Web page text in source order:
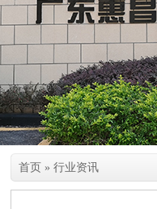
首页 » 行业资讯